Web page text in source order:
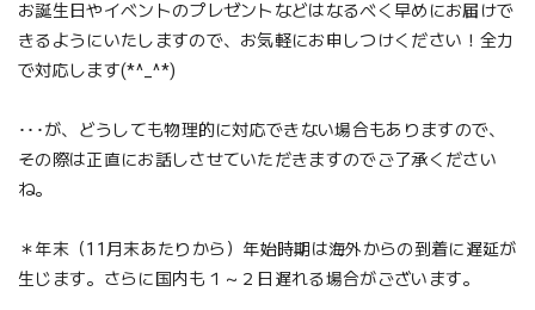
お誕生日やイベントのプレゼントなどはなるべく早めにお届けで
きるようにいたしますので、お気軽にお申しつけください！全力
で対応します(*^_^*)
･･･が、どうしても物理的に対応できない場合もありますので、
その際は正直にお話しさせていただきますのでご了承ください
ね。
＊年末（11月末あたりから）年始時期は海外からの到着に遅延が
生じます。さらに国内も１～２日遅れる場合がございます。